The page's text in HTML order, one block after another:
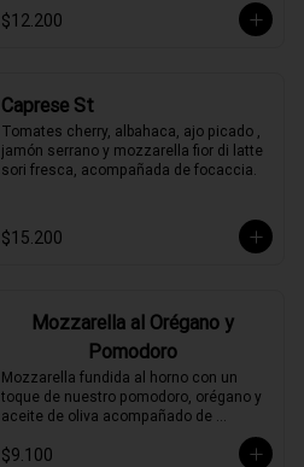
$12.200
Caprese St
Tomates cherry, albahaca, ajo picado ,
jamón serrano y mozzarella fior di latte
sori fresca, acompañada de focaccia.
$15.200
Mozzarella al Orégano y
Pomodoro
Mozzarella fundida al horno con un
toque de nuestro pomodoro, orégano y
aceite de oliva acompañado de
$9.100